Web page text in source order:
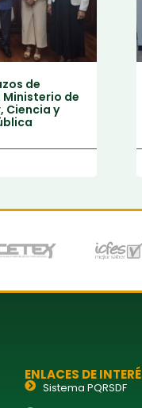
de
de
Ciencia y
ENLACES DE
Sistema PQRSDF